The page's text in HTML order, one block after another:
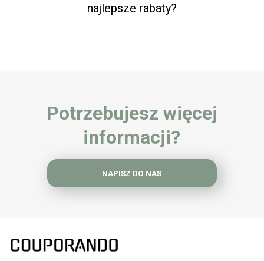
najlepsze rabaty?
Potrzebujesz więcej
informacji?
NAPISZ DO NAS